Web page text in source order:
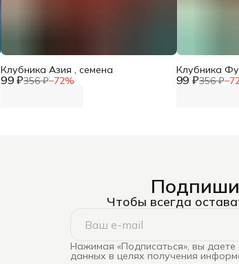
99 ₽356 ₽−72%
Клубника Азия , семена
99 ₽356 ₽−
Клубника
Чтобы всегда
Нажимая «Подписаться», вы
данных в целях получения